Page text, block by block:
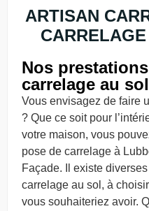
ARTISAN
Nos
carrelage au sol
Vous envisagez de faire
? Que ce soit pour
votre maison, vous
pose de carrelage à
Façade. Il existe
carrelage au sol, à
vous souhaiteriez avoir.